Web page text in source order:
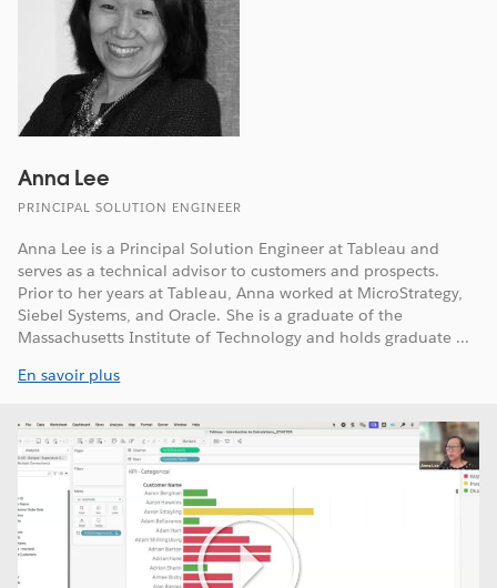
Anna Lee
PRINCIPAL SOLUTION ENGINEER
Anna Lee is a Principal Solution Engineer at Tableau and
serves as a technical advisor to customers and prospects.
Prior to her years at Tableau, Anna worked at MicroStrategy,
Siebel Systems, and Oracle. She is a graduate of the
Massachusetts Institute of Technology and holds graduate ...
En savoir plus